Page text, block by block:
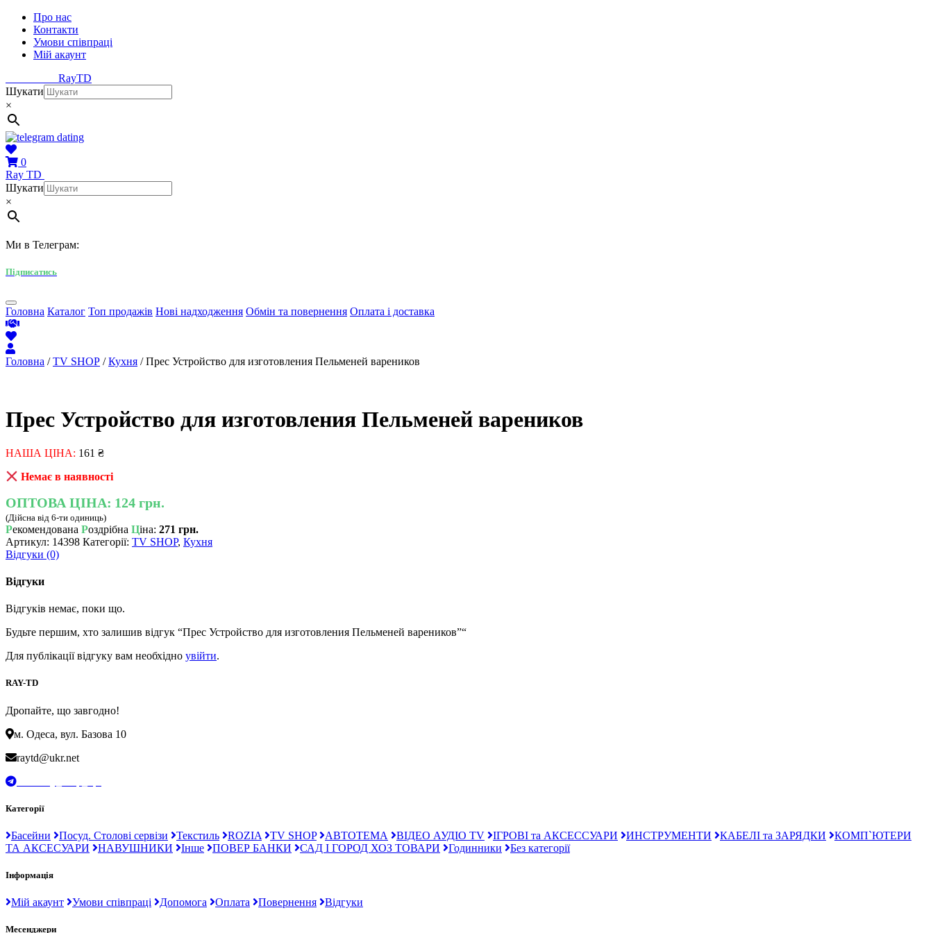
Про нас
Контакти
Умови співпраці
Мій акаунт
RayTD
Шукати
×
0
Ray TD
Шукати
×
Ми в Телеграм:
Підписатись
Головна Каталог Топ продажів Нові надходження Обмін та повернення Оплата і доставка
Головна /TV SHOP /Кухня / Прес Устройство для изготовления Пельменей вареников
Прес Устройство для изготовления Пельменей вареников
НАША ЦІНА: 161 ₴
Немає в наявності
ОПТОВА ЦІНА: 124 грн.
(Дійсна від 6-ти одиниць)
Рекомендована Роздрібна Ціна: 271 грн.
Артикул: 14398 Категорії: TV SHOP, Кухня
Відгуки (0)
Відгуки
Відгуків немає, поки що.
Будьте першим, хто залишив відгук “Прес Устройство для изготовления Пельменей вареников”“
Для публікації відгуку вам необхідно увійти.
RAY-TD
Дропайте, що завгодно!
м. Одеса, вул. Базова 10
raytd@ukr.net
Категорії
Басейни Посуд. Столові сервізи Текстиль ROZIA TV SHOP АВТОТЕМА ВІДЕО АУДІО TV ІГРОВІ та АКСЕССУАРИ ИНСТРУМЕНТИ КАБЕЛІ та ЗАРЯДКИ
КОМП`ЮТЕРИ
ТА АКСЕСУАРИ
НАВУШНИКИ Інше ПОВЕР БАНКИ САД І ГОРОД ХОЗ ТОВАРИ Годинники Без категорії
Інформація
Мій акаунт Умови співпраці Допомога Оплата Повернення Відгуки
Месенджери